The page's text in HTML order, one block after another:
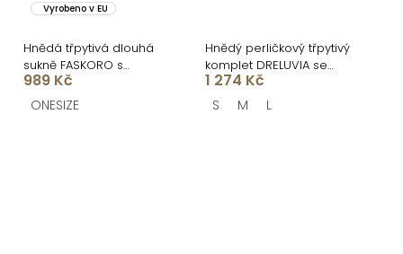
Vyrobeno v EU
Hnědá třpytivá dlouhá
sukně FASKORO s
kraťásky
989 Kč
ONESIZE
Hnědý perličkový třpytivý
komplet DRELUVIA se
sukní
1 274 Kč
S M L